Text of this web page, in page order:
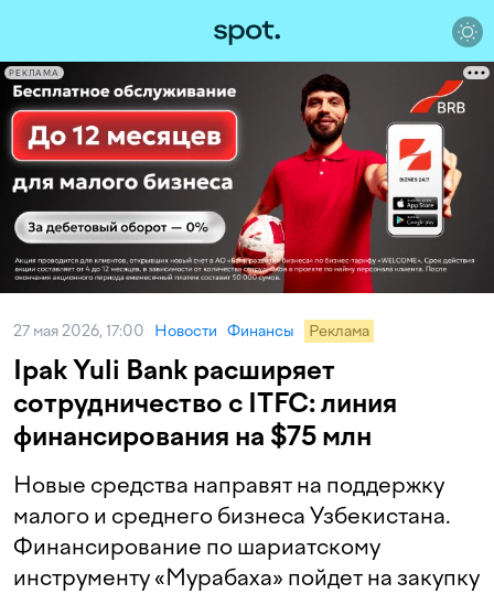
РЕКЛАМА
27 мая 2026, 17:00 Новости Финансы Реклама
Ipak Yuli Bank расширяет
сотрудничество с ITFC: линия
финансирования на $75 млн
Новые средства направят на поддержку
малого и среднего бизнеса Узбекистана.
Финансирование по шариатскому
инструменту «Мурабаха» пойдет на закупку